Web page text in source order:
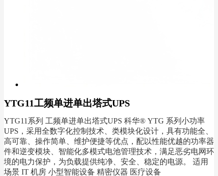
YTG11工频单进单出塔式UPS
YTG11系列 工频单进单出塔式UPS 科华® YTG 系列小功率
UPS，采用全数字化控制技术、类模块化设计，具有功能全、
高可靠、操作简单、维护便捷等优点，配以性能优越的功率器
件和逆变模块、智能化多模式电池管理技术，满足恶劣电网环
境的电力保护，为负载提供纯净、安全、稳定的电源。 适用
场景 IT 机房 小型智能设备 精密仪器 医疗设备